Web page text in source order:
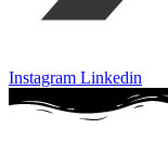
Instagram Linkedin